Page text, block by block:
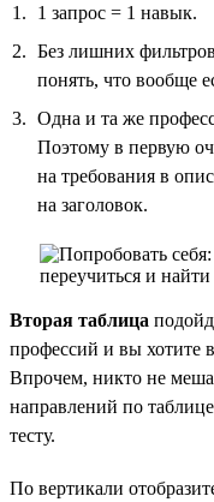
1 запрос = 1 навык.
Без лишних
понять, что вообще
Одна и та же
Поэтому в первую
на требования в
на заголовок.
Вторая таблица
профессий и вы хотите
Впрочем, никто не
направлений по
тесту.
По вертикали